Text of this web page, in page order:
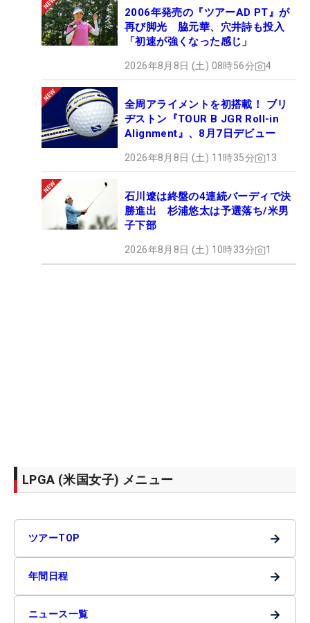
2006年発売の『ツアーAD PT』が
再び脚光 脇元華、穴井詩も投入
「初速が強くなった感じ」
2026年8月8日 (土) 08時56分 4
全周アライメントを初搭載！ ブリ
ヂストン『TOUR B JGR Roll-in
Alignment』、8月7日デビュー
2026年8月8日 (土) 11時35分 13
石川遼は終盤の4連続バーディで決
勝進出 杉浦悠太は予選落ち/米男
子下部
2026年8月8日 (土) 10時33分 1
LPGA (米国女子) メニュー
ツアーTOP →
年間日程 →
ニュース一覧 →